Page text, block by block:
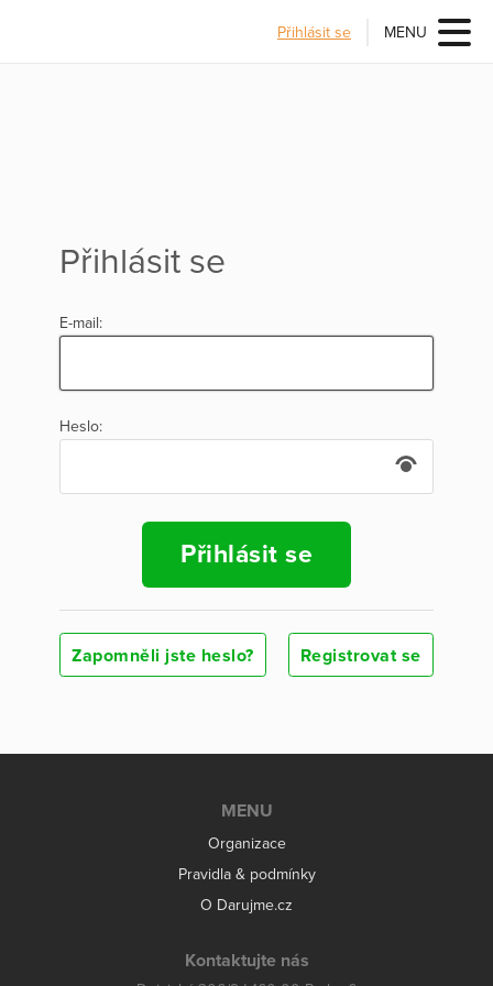
Přihlásit se MENU
Přihlásit se
E-mail:
Heslo:
Přihlásit se
Zapomněli jste heslo? Registrovat se
MENU
Organizace
Pravidla & podmínky
O Darujme.cz
Kontaktujte nás